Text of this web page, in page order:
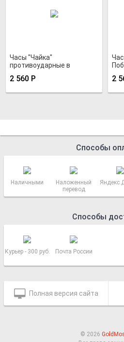
Часы "Чайка"
противоударные в
2 560 Р 2
Способы
Наличными
Наложенный
перевод
Способы
Курьер - 300 руб. Почта России
Полная версия сайта
© 2026